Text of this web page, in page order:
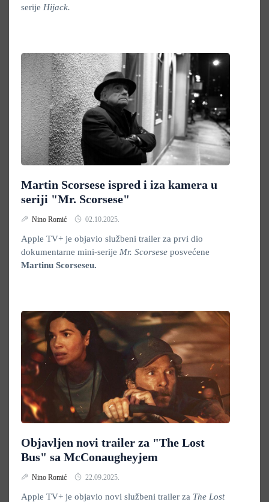
serije Hijack.
Martin Scorsese ispred i iza kamera u
seriji "Mr. Scorsese"
Nino Romić 02.10.2025.
Apple TV+ je objavio službeni trailer za prvi dio
dokumentarne mini-serije Mr. Scorsese posvećene
Martinu Scorseseu.
Objavljen novi trailer za "The Lost
Bus" sa McConaugheyjem
Nino Romić 22.09.2025.
Apple TV+ je objavio novi službeni trailer za The Lost